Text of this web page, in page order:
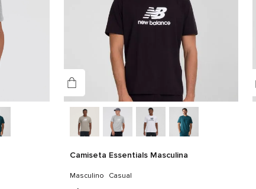
Tecnologias
Camiseta Essentials Masculina
Masculino Casual